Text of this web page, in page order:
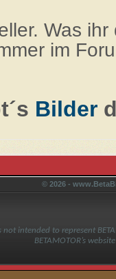
Was
im
Bilder
© 2026 -
not intended to represent
BETAMOTOR’s